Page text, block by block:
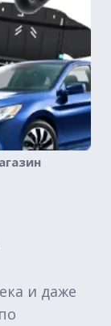
и даже